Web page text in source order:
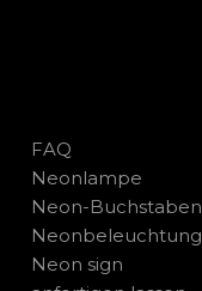
FAQ
Neonlampe
Neon-Buchstaben
Neonbeleuchtung
Neon sign